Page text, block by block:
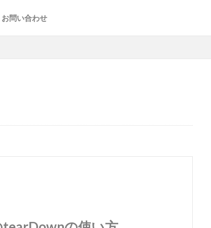
お問い合わせ